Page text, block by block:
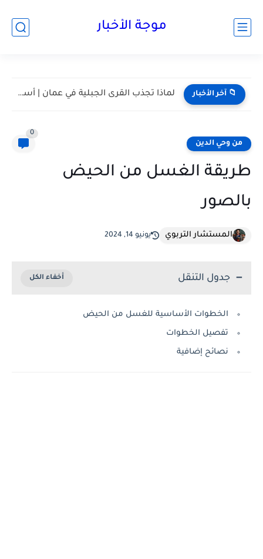
موجة الأخبار
📁 آخر الأخبار مسقط واحدة من أكثر المدن هدوءا في الخليج | أعرف...
من وحي الدين
0
طريقة الغسل من الحيض
بالصور
المستشار التربوي يونيو 14, 2024
جدول التنقل
الخطوات الأساسية للغسل من الحيض
تفصيل الخطوات
نصائح إضافية